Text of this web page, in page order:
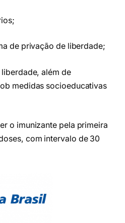
de privação de liberdade;
além de
medidas socioeducativas
o imunizante pela primeira
com intervalo de 30